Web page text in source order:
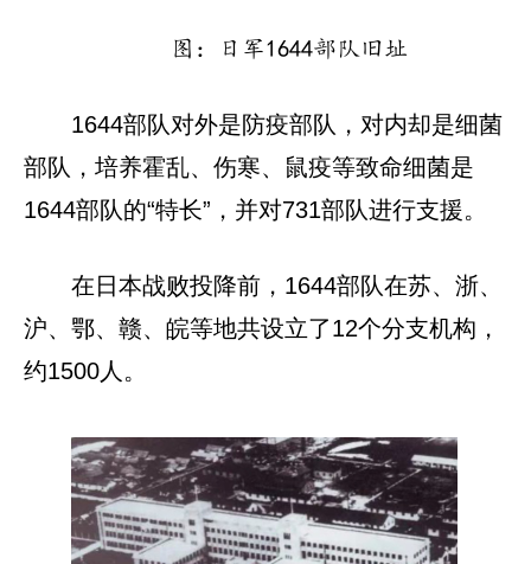
图：日军1644部队旧址
1644部队对外是防疫部队，对内却是细菌
部队，培养霍乱、伤寒、鼠疫等致命细菌是
1644部队的“特长”，并对731部队进行支援。
在日本战败投降前，1644部队在苏、浙、
沪、鄂、赣、皖等地共设立了12个分支机构，
约1500人。